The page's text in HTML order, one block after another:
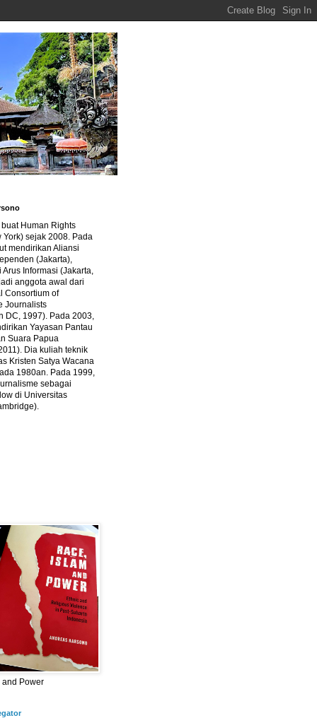
Human Rights
York) sejak 2008. Pada
mendirikan Aliansi
(Jakarta),
Arus Informasi (Jakarta,
anggota awal dari
Consortium of
Journalists
DC, 1997). Pada 2003,
Yayasan Pantau
Suara Papua
Dia kuliah teknik
Kristen Satya Wacana
1980an. Pada 1999,
sebagai
di Universitas
and Power